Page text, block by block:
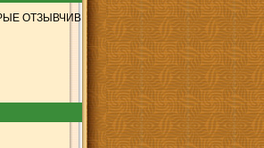
ОТЗЫВЧИВЫЕ СЕРДЦА.